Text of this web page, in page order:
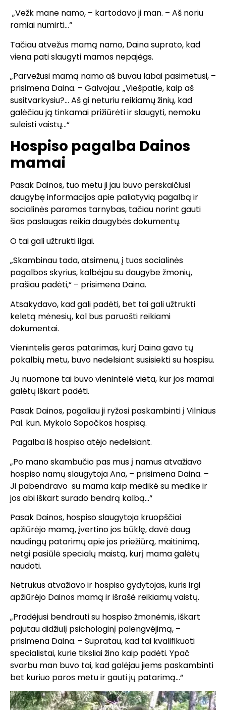
„Vežk mane namo, – kartodavo ji man. – Aš noriu
ramiai numirti…“
Tačiau atvežus mamą namo, Daina suprato, kad
viena pati slaugyti mamos nepajėgs.
„Parvežusi mamą namo aš buvau labai pasimetusi, –
prisimena Daina. – Galvojau: „Viešpatie, kaip aš
susitvarkysiu?… Aš gi neturiu reikiamų žinių, kad
galėčiau ją tinkamai prižiūrėti ir slaugyti, nemoku
suleisti vaistų…“
Hospiso pagalba Dainos
mamai
Pasak Dainos, tuo metu ji jau buvo perskaičiusi
daugybę informacijos apie paliatyvią pagalbą ir
socialinės paramos tarnybas, tačiau norint gauti
šias paslaugas reikia daugybės dokumentų.
O tai gali užtrukti ilgai.
„Skambinau tada, atsimenu, į tuos socialinės
pagalbos skyrius, kalbėjau su daugybe žmonių,
prašiau padėti,“ – prisimena Daina.
Atsakydavo, kad gali padėti, bet tai gali užtrukti
keletą mėnesių, kol bus paruošti reikiami
dokumentai.
Vienintelis geras patarimas, kurį Daina gavo tų
pokalbių metu, buvo nedelsiant susisiekti su hospisu.
Jų nuomone tai buvo vienintelė vieta, kur jos mamai
galėtų iškart padėti.
Pasak Dainos, pagaliau ji ryžosi paskambinti į Vilniaus
Pal. kun. Mykolo Sopočkos hospisą.
Pagalba iš hospiso atėjo nedelsiant.
„Po mano skambučio pas mus į namus atvažiavo
hospiso namų slaugytoja Ana, – prisimena Daina. –
Ji pabendravo su mama kaip medikė su medike ir
jos abi iškart surado bendrą kalbą…“
Pasak Dainos, hospiso slaugytoja kruopščiai
apžiūrėjo mamą, įvertino jos būklę, davė daug
naudingų patarimų apie jos priežiūrą, maitinimą,
netgi pasiūlė specialų maistą, kurį mama galėtų
naudoti.
Netrukus atvažiavo ir hospiso gydytojas, kuris irgi
apžiūrėjo Dainos mamą ir išrašė reikiamų vaistų.
„Pradėjusi bendrauti su hospiso žmonėmis, iškart
pajutau didžiulį psichologinį palengvėjimą, –
prisimena Daina. – Supratau, kad tai kvalifikuoti
specialistai, kurie tiksliai žino kaip padėti. Ypač
svarbu man buvo tai, kad galėjau jiems paskambinti
bet kuriuo paros metu ir gauti jų patarimą…“